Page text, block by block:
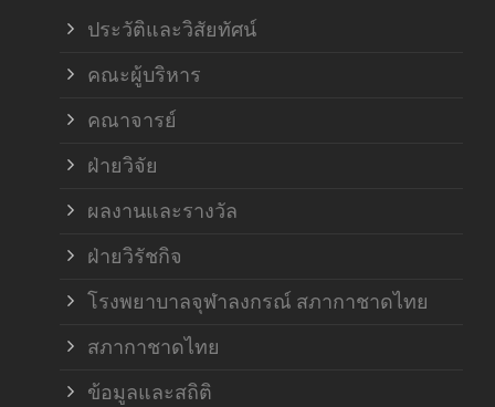
ประวัติและวิสัยทัศน์
คณะผู้บริหาร
คณาจารย์
ฝ่ายวิจัย
ผลงานและรางวัล
ฝ่ายวิรัชกิจ
โรงพยาบาลจุฬาลงกรณ์ สภากาชาดไทย
สภากาชาดไทย
ข้อมูลและสถิติ